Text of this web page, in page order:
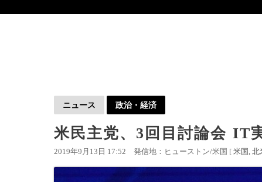
ニュース 政治・経済
米民主党、3回目討論会 IT
2019年9月13日 17:52 発信地：ヒューストン/米国 [ 米国 北